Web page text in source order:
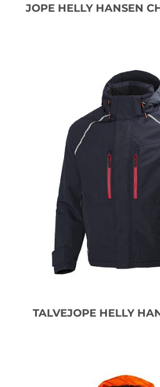
JOPE HELLY HANSEN
TALVEJOPE HELLY